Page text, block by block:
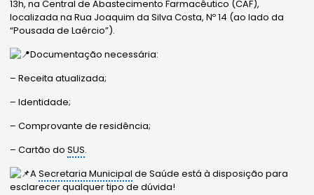
13h, na Central de Abastecimento Farmacêutico (CAF),
localizada na Rua Joaquim da Silva Costa, Nº 14 (ao lado da
“Pousada de Laércio”).
Documentação necessária:
– Receita atualizada;
– Identidade;
– Comprovante de residência;
– Cartão doSUS.
ASecretaria Municipal de Saúde está à disposição para
esclarecer qualquer tipo de dúvida!